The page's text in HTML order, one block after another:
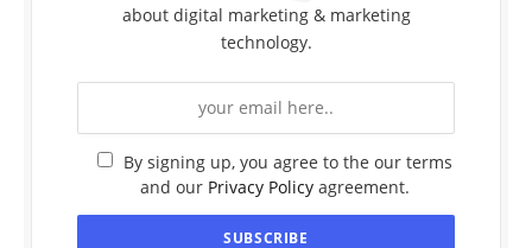
about digital marketing & marketing
technology.
By signing up, you agree to the our terms
and our Privacy Policyagreement.